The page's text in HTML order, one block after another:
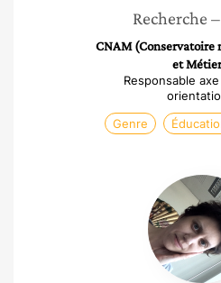
Recherche
CNAM (Conservatoire
et
Responsable
Genre
Le